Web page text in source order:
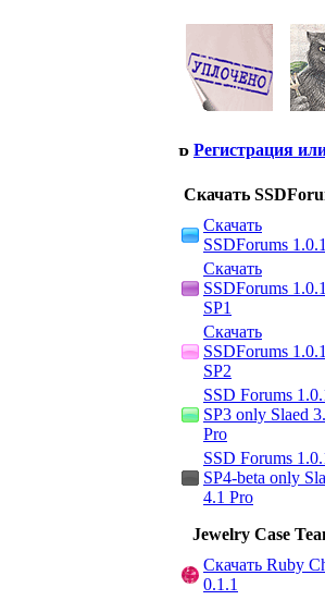
Регистрация
Скачать
Скачать
SSDForums 1.0.1
Скачать
SSDForums 1.0.1
SP1
Скачать
SSDForums 1.0.1
SP2
SSD Forums
SP3 only Slaed
Pro
SSD Forums
SP4-beta only
4.1 Pro
Jewelry Сase
Скачать Ruby
0.1.1